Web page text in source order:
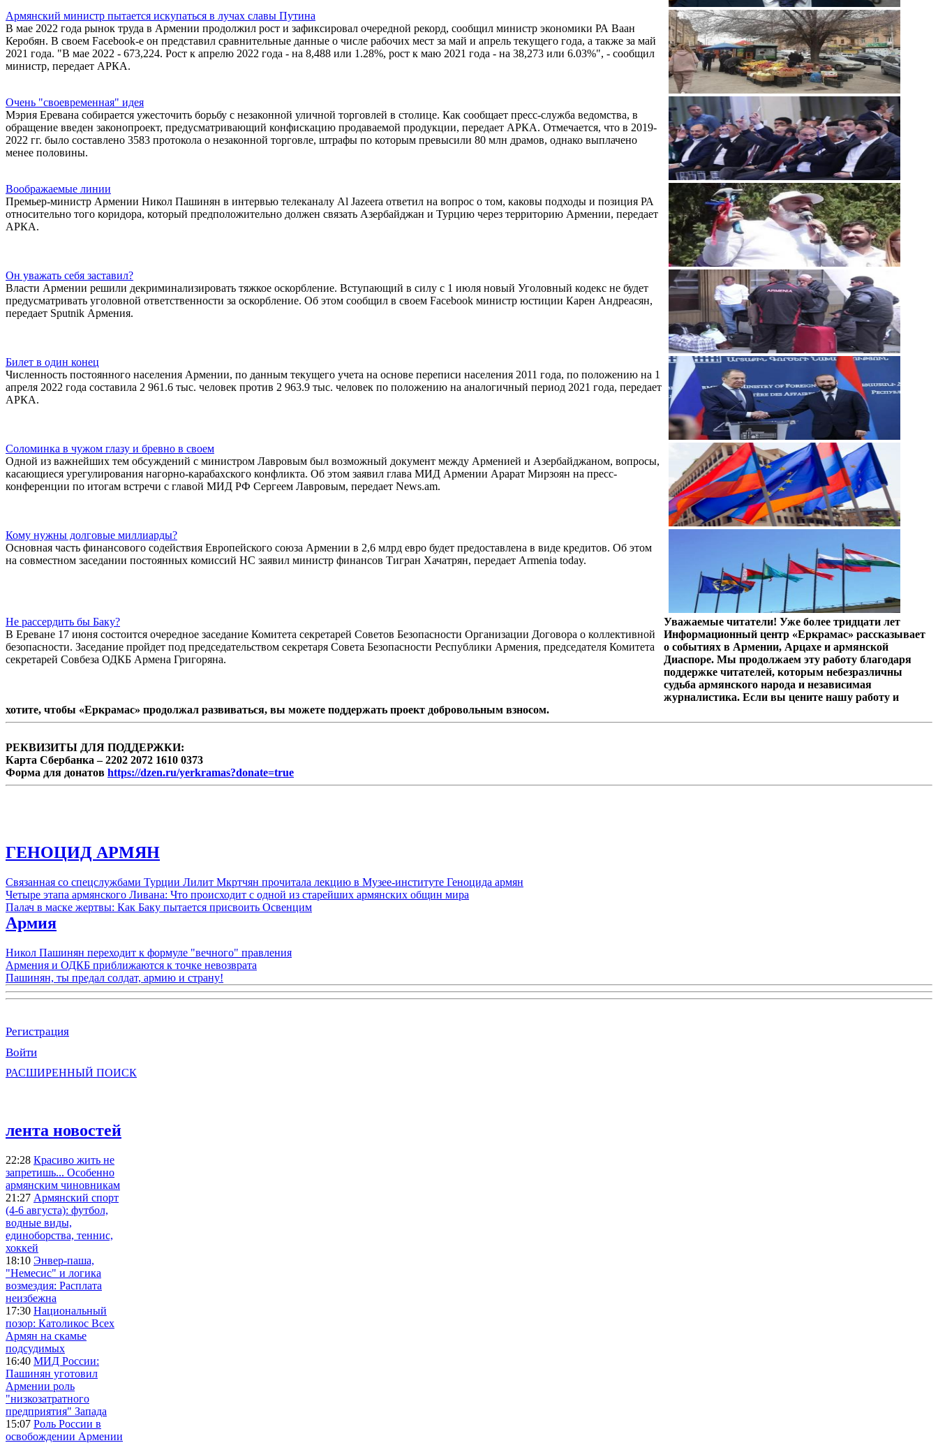
Армянский министр пытается искупаться в лучах славы Путина
В мае 2022 года рынок труда в Армении продолжил рост и зафиксировал очередной рекорд, сообщил министр экономики РА Ваан
Керобян. В своем Facebook-e он представил сравнительные данные о числе рабочих мест за май и апрель текущего года, а также за май
2021 года. "В мае 2022 - 673,224. Рост к апрелю 2022 года - на 8,488 или 1.28%, рост к маю 2021 года - на 38,273 или 6.03%", - сообщил
министр, передает АРКА.
Очень "своевременная" идея
Мэрия Еревана собирается ужесточить борьбу с незаконной уличной торговлей в столице. Как сообщает пресс-служба ведомства, в
обращение введен законопроект, предусматривающий конфискацию продаваемой продукции, передает АРКА. Отмечается, что в 2019-
2022 гг. было составлено 3583 протокола о незаконной торговле, штрафы по которым превысили 80 млн драмов, однако выплачено
менее половины.
Воображаемые линии
Премьер-министр Армении Никол Пашинян в интервью телеканалу Al Jazeera ответил на вопрос о том, каковы подходы и позиция РА
относительно того коридора, который предположительно должен связать Азербайджан и Турцию через территорию Армении, передает
АРКА.
Он уважать себя заставил?
Власти Армении решили декриминализировать тяжкое оскорбление. Вступающий в силу с 1 июля новый Уголовный кодекс не будет
предусматривать уголовной ответственности за оскорбление. Об этом сообщил в своем Facebook министр юстиции Карен Андреасян,
передает Sputnik Армения.
Билет в один конец
Численность постоянного населения Армении, по данным текущего учета на основе переписи населения 2011 года, по положению на 1
апреля 2022 года составила 2 961.6 тыс. человек против 2 963.9 тыс. человек по положению на аналогичный период 2021 года, передает
АРКА.
Соломинка в чужом глазу и бревно в своем
Одной из важнейших тем обсуждений с министром Лавровым был возможный документ между Арменией и Азербайджаном, вопросы,
касающиеся урегулирования нагорно-карабахского конфликта. Об этом заявил глава МИД Армении Арарат Мирзоян на пресс-
конференции по итогам встречи с главой МИД РФ Сергеем Лавровым, передает News.am.
Кому нужны долговые миллиарды?
Основная часть финансового содействия Европейского союза Армении в 2,6 млрд евро будет предоставлена в виде кредитов. Об этом
на совместном заседании постоянных комиссий НС заявил министр финансов Тигран Хачатрян, передает Armenia today.
Не рассердить бы Баку?
В Ереване 17 июня состоится очередное заседание Комитета секретарей Советов Безопасности Организации Договора о коллективной
безопасности. Заседание пройдет под председательством секретаря Совета Безопасности Республики Армения, председателя Комитета
секретарей Совбеза ОДКБ Армена Григоряна.
Уважаемые читатели! Уже более тридцати лет
Информационный центр «Еркрамас» рассказывает
о событиях в Армении, Арцахе и армянской
Диаспоре. Мы продолжаем эту работу благодаря
поддержке читателей, которым небезразличны
судьба армянского народа и независимая
журналистика. Если вы цените нашу работу и
хотите, чтобы «Еркрамас» продолжал развиваться, вы можете поддержать проект добровольным взносом.
РЕКВИЗИТЫ ДЛЯ ПОДДЕРЖКИ:
Карта Сбербанка – 2202 2072 1610 0373
Форма для донатов https://dzen.ru/yerkramas?donate=true
ГЕНОЦИД АРМЯН
Связанная со спецслужбами Турции Лилит Мкртчян прочитала лекцию в Музее-институте Геноцида армян
Четыре этапа армянского Ливана: Что происходит с одной из старейших армянских общин мира
Палач в маске жертвы: Как Баку пытается присвоить Освенцим
Армия
Никол Пашинян переходит к формуле "вечного" правления
Армения и ОДКБ приближаются к точке невозврата
Пашинян, ты предал солдат, армию и страну!
Регистрация
Войти
РАСШИРЕННЫЙ ПОИСК
лента новостей
22:28 Красиво жить не
запретишь... Особенно
армянским чиновникам
21:27 Армянский спорт
(4-6 августа): футбол,
водные виды,
единоборства, теннис,
хоккей
18:10 Энвер-паша,
"Немесис" и логика
возмездия: Расплата
неизбежна
17:30 Национальный
позор: Католикос Всех
Армян на скамье
подсудимых
16:40 МИД России:
Пашинян уготовил
Армении роль
"низкозатратного
предприятия" Запада
15:07 Роль России в
освобождении Армении